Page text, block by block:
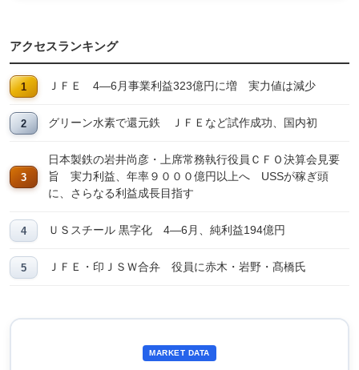
アクセスランキング
ＪＦＥ 4―6月事業利益323億円に増 実力値は減少
グリーン水素で還元鉄 ＪＦＥなど試作成功、国内初
日本製鉄の岩井尚彦・上席常務執行役員ＣＦＯ決算会見要
旨 実力利益、年率９０００億円以上へ USSが稼ぎ頭
に、さらなる利益成長目指す
ＵＳスチール 黒字化 4―6月、純利益194億円
ＪＦＥ・印ＪＳＷ合弁 役員に赤木・岩野・髙橋氏
MARKET DATA